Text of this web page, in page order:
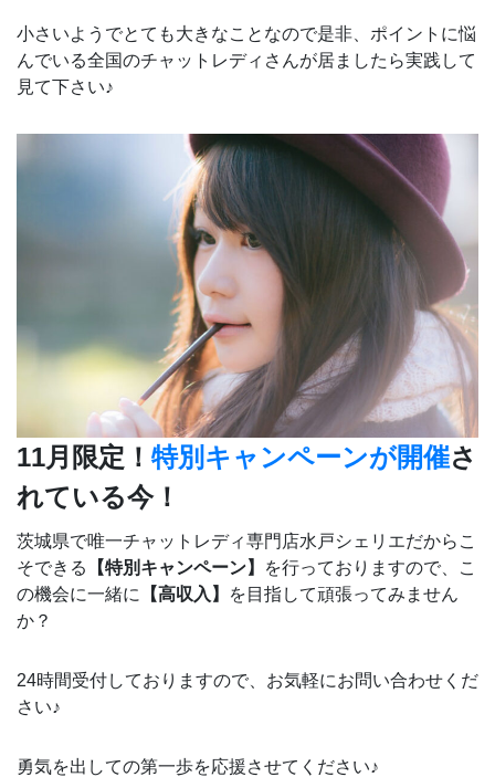
小さいようでとても大きなことなので是非、ポイントに悩
んでいる全国のチャットレディさんが居ましたら実践して
見て下さい♪
11月限定！ 特別キャンペーンが開催さ
れている今！
茨城県で唯一チャットレディ専門店水戸シェリエだからこ
そできる
【特別キャンペーン】
を行っておりますので、こ
の機会に一緒に
【高収入】
を目指して頑張ってみません
か？
24時間受付しておりますので、お気軽にお問い合わせくだ
さい♪
勇気を出しての第一歩を応援させてください♪